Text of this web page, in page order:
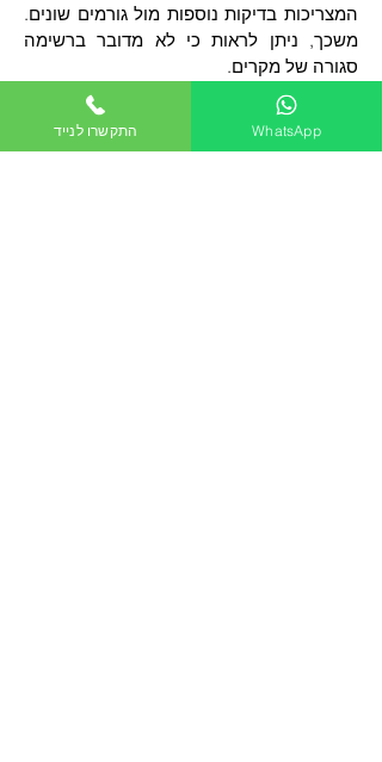
המצריכות בדיקות נוספות מול גורמים שונים.
משכך, ניתן לראות כי לא מדובר ברשימה
סגורה של מקרים.
הערכת שווי על ידי שמאי ובדק
בית:
התקשרו לנייד WhatsApp